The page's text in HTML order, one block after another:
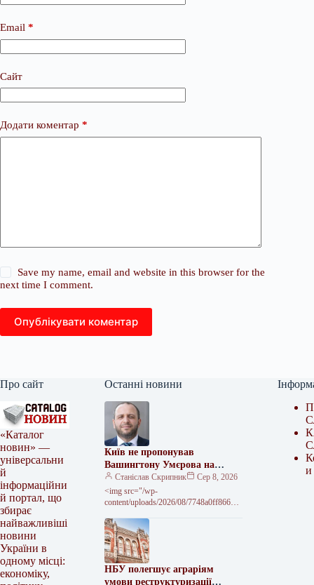
Email *
Сайт
Додати коментар *
Save my name, email and website in this browser for the
next time I comment.
Опублікувати коментар
Про сайт
«Каталог
новин» —
універсальни
й
інформаційни
й портал, що
збирає
найважливіші
новини
України в
одному місці:
економіку,
Останні новини
Київ не пропонував
Вашингтону Умєрова на
посаду посла – джерело
Станіслав Скрипник
Сер 8, 2026
<img src="/wp-
content/uploads/2026/08/7748a0ff86661
передавав звернень до США щодо
кандидатури Умєрова на посаду посла
НБУ полегшує аграріям
умови реструктуризації
и